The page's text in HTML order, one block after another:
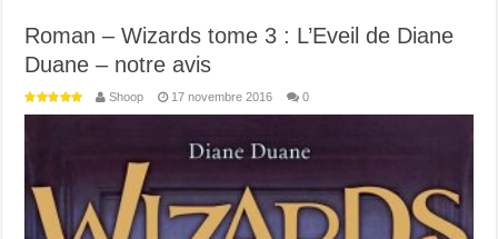
Roman – Wizards tome 3 : L’Eveil de Diane
Duane – notre avis
Shoop 17 novembre 2016 0